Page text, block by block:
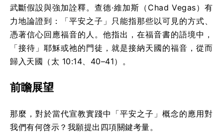
武斷假設與強加詮釋。查德·維加斯（Chad Vegas）有
力地論證到：「平安之子」只能指那些以可見的方式、
憑著信心回應福音的人。他指出，在福音書的語境中，
「接待」耶穌或祂的門徒，就是接納天國的福音，從而
歸入天國（太 10:14、40–41）。
前瞻展望
那麼，對於當代宣教實踐中「平安之子」概念的應用對
我們有何啓示？我願提出四項關鍵考量。